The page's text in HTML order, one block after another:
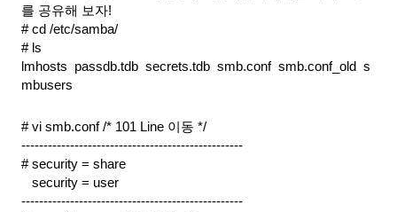
를 공유해 보자!
# cd /etc/samba/
# ls
lmhosts  passdb.tdb  secrets.tdb  smb.conf  smb.conf_old  s
mbusers
# vi smb.conf /* 101 Line 이동 */
--------------------------------------------------
# security = share
security = user
--------------------------------------------------